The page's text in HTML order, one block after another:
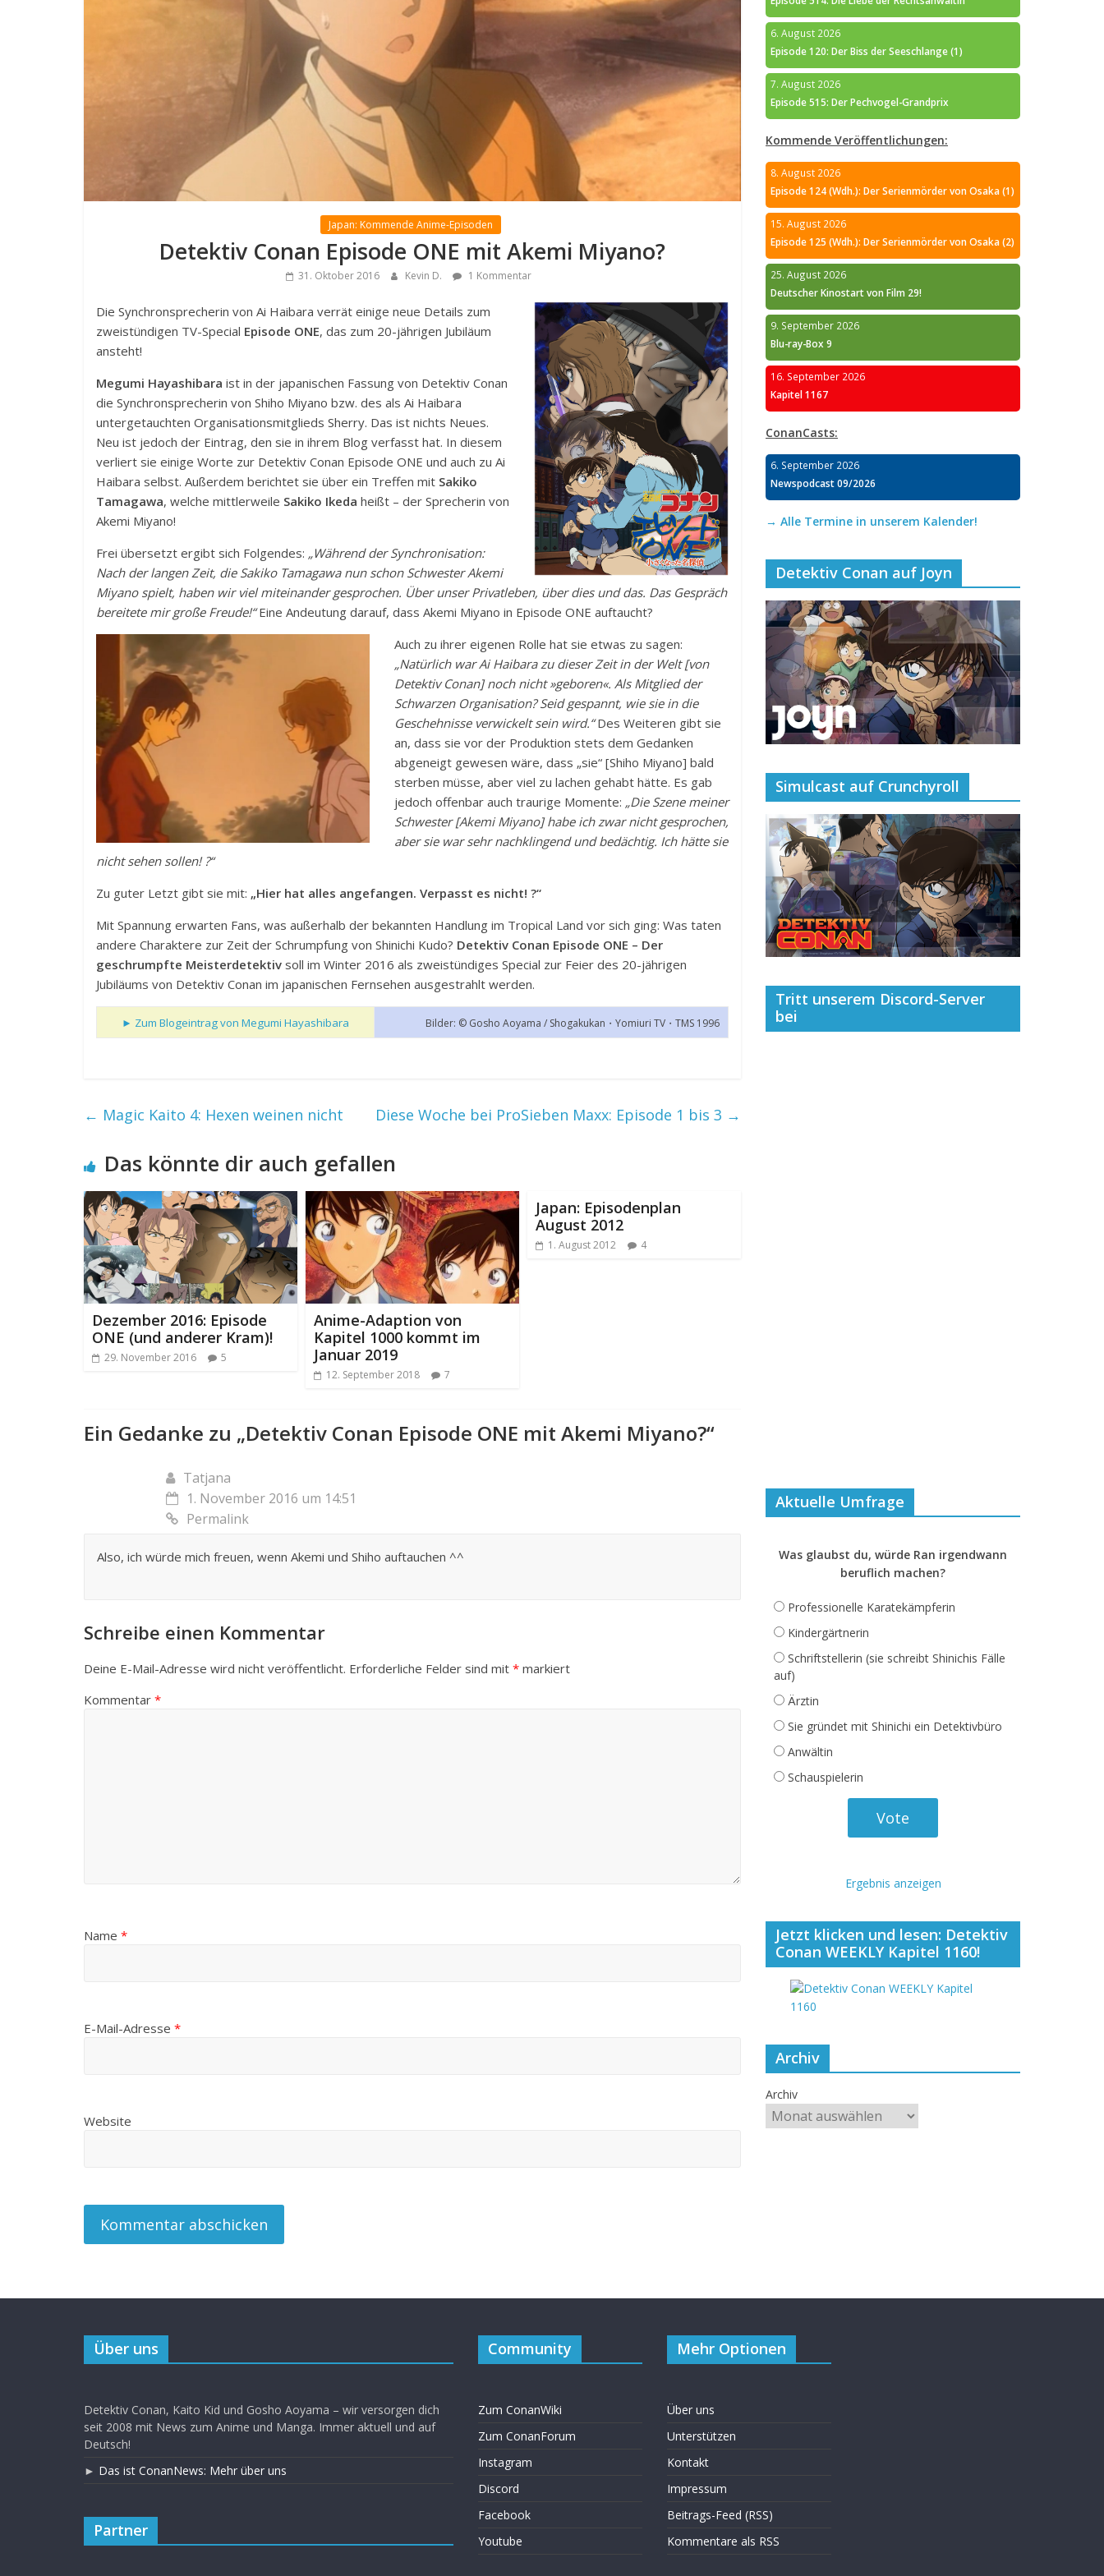
Japan: Kommende Anime-Episoden
Detektiv Conan Episode ONE mit Akemi Miyano?
31. Oktober 2016 Kevin D. 1 Kommentar
Die Synchronsprecherin von Ai Haibara verrät einige neue Details zum
zweistündigen TV-Special Episode ONE, das zum 20-jährigen Jubiläum
ansteht!
Megumi Hayashibara ist in der japanischen Fassung von Detektiv Conan
die Synchronsprecherin von Shiho Miyano bzw. des als Ai Haibara
untergetauchten Organisationsmitglieds Sherry. Das ist nichts Neues.
Neu ist jedoch der Eintrag, den sie in ihrem Blog verfasst hat. In diesem
verliert sie einige Worte zur Detektiv Conan Episode ONE und auch zu Ai
Haibara selbst. Außerdem berichtet sie über ein Treffen mit Sakiko
Tamagawa, welche mittlerweile Sakiko Ikeda heißt – der Sprecherin von
Akemi Miyano!
Frei übersetzt ergibt sich Folgendes: „Während der Synchronisation:
Nach der langen Zeit, die Sakiko Tamagawa nun schon Schwester Akemi
Miyano spielt, haben wir viel miteinander gesprochen. Über unser Privatleben, über dies und das. Das Gespräch
bereitete mir große Freude!“Eine Andeutung darauf, dass Akemi Miyano in Episode ONE auftaucht?
Auch zu ihrer eigenen Rolle hat sie etwas zu sagen:
„Natürlich war Ai Haibara zu dieser Zeit in der Welt [von
Detektiv Conan] noch nicht »geboren«. Als Mitglied der
Schwarzen Organisation? Seid gespannt, wie sie in die
Geschehnisse verwickelt sein wird.“Des Weiteren gibt sie
an, dass sie vor der Produktion stets dem Gedanken
abgeneigt gewesen wäre, dass „sie“ [Shiho Miyano] bald
sterben müsse, aber viel zu lachen gehabt hätte. Es gab
jedoch offenbar auch traurige Momente: „Die Szene meiner
Schwester [Akemi Miyano] habe ich zwar nicht gesprochen,
aber sie war sehr nachklingend und bedächtig. Ich hätte sie
nicht sehen sollen! ?“
Zu guter Letzt gibt sie mit: „Hier hat alles angefangen. Verpasst es nicht! ?“
Mit Spannung erwarten Fans, was außerhalb der bekannten Handlung im Tropical Land vor sich ging: Was taten
andere Charaktere zur Zeit der Schrumpfung von Shinichi Kudo? Detektiv Conan Episode ONE – Der
geschrumpfte Meisterdetektiv soll im Winter 2016 als zweistündiges Special zur Feier des 20-jährigen
Jubiläums von Detektiv Conan im japanischen Fernsehen ausgestrahlt werden.
► Zum Blogeintrag von Megumi Hayashibara Bilder: © Gosho Aoyama / Shogakukan・Yomiuri TV・TMS 1996
← Magic Kaito 4: Hexen weinen nicht Diese Woche bei ProSieben Maxx: Episode 1 bis 3 →
Das könnte dir auch gefallen
Dezember 2016: Episode
ONE (und anderer Kram)!
29. November 2016 5
Anime-Adaption von
Kapitel 1000 kommt im
Januar 2019
12. September 2018 7
Japan: Episodenplan
August 2012
1. August 2012 4
Ein Gedanke zu „Detektiv Conan Episode ONE mit Akemi Miyano?“
Tatjana
1. November 2016 um 14:51
Permalink
Also, ich würde mich freuen, wenn Akemi und Shiho auftauchen ^^
Schreibe einen Kommentar
Deine E-Mail-Adresse wird nicht veröffentlicht. Erforderliche Felder sind mit * markiert
Kommentar *
Name *
E-Mail-Adresse *
Website
6. August 2026
Episode 120: Der Biss der Seeschlange (1)
7. August 2026
Episode 515: Der Pechvogel-Grandprix
Kommende Veröffentlichungen:
8. August 2026
Episode 124 (Wdh.): Der Serienmörder von Osaka (1)
15. August 2026
Episode 125 (Wdh.): Der Serienmörder von Osaka (2)
25. August 2026
Deutscher Kinostart von Film 29!
9. September 2026
Blu-ray-Box 9
16. September 2026
Kapitel 1167
ConanCasts:
6. September 2026
Newspodcast 09/2026
→ Alle Termine in unserem Kalender!
Detektiv Conan auf Joyn
Simulcast auf Crunchyroll
Tritt unserem Discord-Server
bei
Aktuelle Umfrage
Was glaubst du, würde Ran irgendwann
beruflich machen?
Professionelle Karatekämpferin
Kindergärtnerin
Schriftstellerin (sie schreibt Shinichis Fälle
auf)
Ärztin
Sie gründet mit Shinichi ein Detektivbüro
Anwältin
Schauspielerin
Ergebnis anzeigen
Jetzt klicken und lesen: Detektiv
Conan WEEKLY Kapitel 1160!
Archiv
Archiv
Über uns
Detektiv Conan, Kaito Kid und Gosho Aoyama – wir versorgen dich
seit 2008 mit News zum Anime und Manga. Immer aktuell und auf
Deutsch!
► Das ist ConanNews: Mehr über uns
Partner
Community
Zum ConanWiki
Zum ConanForum
Instagram
Discord
Facebook
Youtube
Mehr Optionen
Über uns
Unterstützen
Kontakt
Impressum
Beitrags-Feed (RSS)
Kommentare als RSS